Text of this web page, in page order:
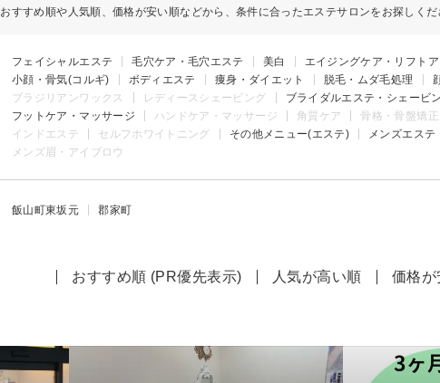
おすすめ順や人気順、価格が安い順などから、条件に合ったエステサロンをお探しくだ
フェイシャルエステ 毛穴ケア・毛穴エステ 美白
エイジングケア・リフト
小顔・骨気(コルギ)
ボディエステ 痩身・ダイエット 脱毛・ムダ毛処理
ブラジリアンワックス
レディースシェービング ブライダルエステ・シェービ
フットケア・マッサージ
ハンドケア・マッサージ 角質ケア 骨格・骨盤矯正
インドエステ
セルフホワイトニング その他メニュー(エステ) メンズエステ
メンズ眉・アイブロウ
飯山町東坂元 郡家町
おすすめ順 (PR優先表示) 人気が高い順 価格が